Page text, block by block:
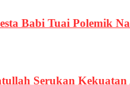
Babi Tuai Polemik
Serukan